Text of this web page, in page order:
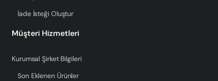
İade İsteği Oluştur
Müşteri Hizmetleri
Kurumsal Şirket Bilgileri
Son Eklenen Ürünler